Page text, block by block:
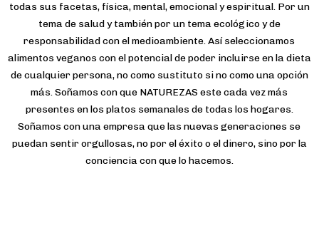
todas sus facetas, física, mental, emocional y espiritual. Por un
tema de salud y también por un tema ecológico y de
responsabilidad con el medioambiente. Así seleccionamos
alimentos veganos con el potencial de poder incluirse en la dieta
de cualquier persona, no como sustituto si no como una opción
más. Soñamos con que NATUREZAS este cada vez más
presentes en los platos semanales de todas los hogares.
Soñamos con una empresa que las nuevas generaciones se
puedan sentir orgullosas, no por el éxito o el dinero, sino por la
conciencia con que lo hacemos.